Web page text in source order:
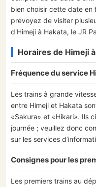
bien choisir cette date en
prévoyez de visiter
d'Himeji à Hakata, le JR
Horaires de Himeji
Fréquence du service
Les trains à grande
entre Himeji et Hakata
«Sakura» et «Hikari». Ils
journée ; veuillez donc
sur les services
Consignes pour les
Les premiers trains au